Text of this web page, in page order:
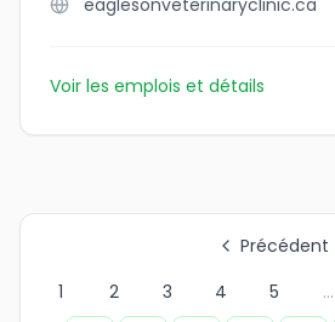
eaglesonveterinaryclinic.ca
Voir les emplois et détails
Précédent
1
2 3 4 5 ...